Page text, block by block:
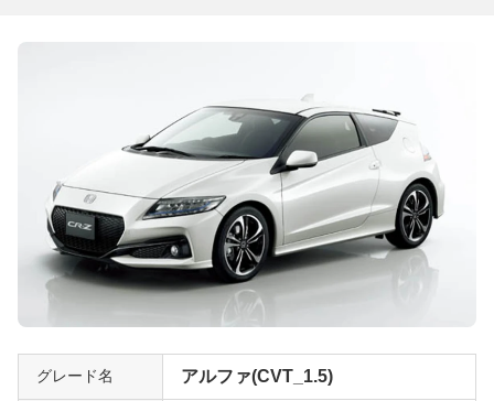
グレード名 アルファ(CVT_1.5)